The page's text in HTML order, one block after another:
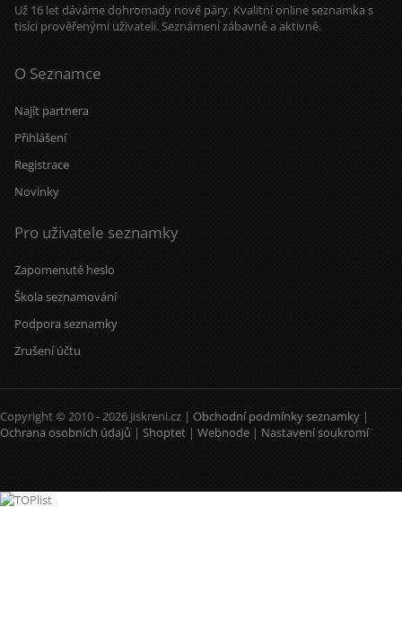
Už 16 let dáváme dohromady nové páry. Kvalitní online seznamka s
tisíci prověřenými uživateli. Seznámení zábavně a aktivně.
O Seznamce
Najít partnera
Přihlášení
Registrace
Novinky
Pro uživatele seznamky
Zapomenuté heslo
Škola seznamování
Podpora seznamky
Zrušení účtu
Copyright © 2010 - 2026 Jiskreni.cz | Obchodní podmínky seznamky |
Ochrana osobních údajů | Shoptet | Webnode | Nastavení soukromí